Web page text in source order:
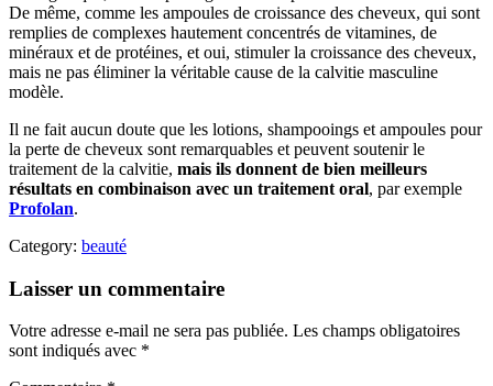
De même, comme les ampoules de croissance des cheveux, qui sont
remplies de complexes hautement concentrés de vitamines, de
minéraux et de protéines, et oui, stimuler la croissance des cheveux,
mais ne pas éliminer la véritable cause de la calvitie masculine
modèle.
Il ne fait aucun doute que les lotions, shampooings et ampoules pour
la perte de cheveux sont remarquables et peuvent soutenir le
traitement de la calvitie, mais ils donnent de bien meilleurs
résultats en combinaison avec un traitement oral, par exemple
Profolan.
Category: beauté
Laisser un commentaire
Votre adresse e-mail ne sera pas publiée. Les champs obligatoires
sont indiqués avec *